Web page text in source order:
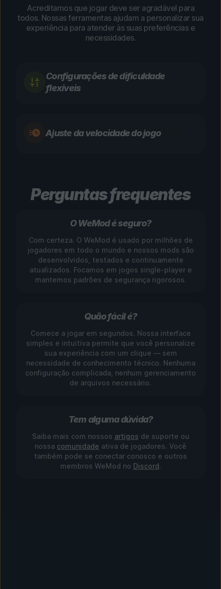
Acreditamos que jogar deve ser agradável para
todos. Nossas ferramentas ajudam a personalizar sua
experiência para atender às suas preferências e
necessidades.
Configurações de dificuldade
flexíveis
Ajuste da velocidade do jogo
Perguntas frequentes
O WeMod é seguro?
Com certeza. O WeMod é usado por milhões de
jogadores em todo o mundo e nossos mods são
desenvolvidos, testados e continuamente
atualizados. Focamos em jogos single-player e
mantemos padrões de segurança rigorosos.
Quão fácil é?
Comece a jogar em segundos. Nossa interface
simples e intuitiva permite que você personalize
sua experiência com um clique — sem
necessidade de conhecimento técnico. Nenhuma
configuração complicada, nenhum gerenciamento
de arquivos necessário.
Tem alguma dúvida?
Saiba mais com nossos artigos de suporte ou
nossa comunidade ativa de jogadores. Você
também pode se conectar conosco e outros
membros WeMod no Discord.